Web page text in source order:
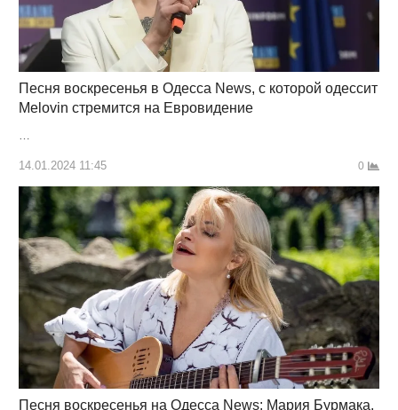
Песня воскресенья в Одесса News, с которой одессит
Melovin стремится на Евровидение
…
14.01.2024 11:45 0
Песня воскресенья на Одесса News: Мария Бурмака,